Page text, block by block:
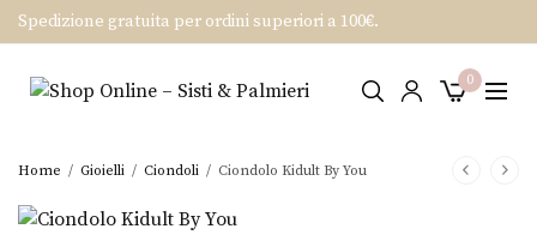
Spedizione gratuita per ordini superiori a 100€.
0
Home / Gioielli / Ciondoli / Ciondolo Kidult By You